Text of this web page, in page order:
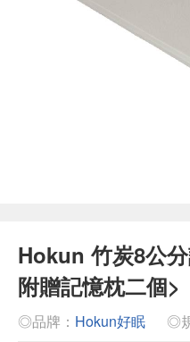
Hokun 竹炭8公
附贈記憶枕二個>
◎品牌： Hokun好眠 ◎